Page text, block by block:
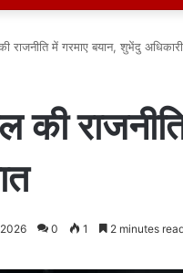
राजनीति में गरमाए बयान, शुभेंदु
की
0 1 2 minutes